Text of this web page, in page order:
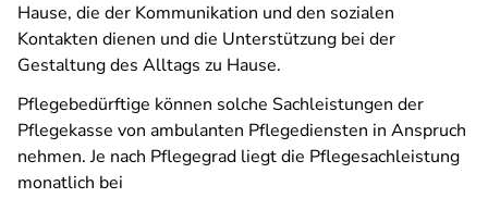
Hause, die der Kommunikation und den sozialen
Kontakten dienen und die Unterstützung bei der
Gestaltung des Alltags zu Hause.
Pflegebedürftige können solche Sachleistungen der
Pflegekasse von ambulanten Pflegediensten in Anspruch
nehmen. Je nach Pflegegrad liegt die Pflegesachleistung
monatlich bei